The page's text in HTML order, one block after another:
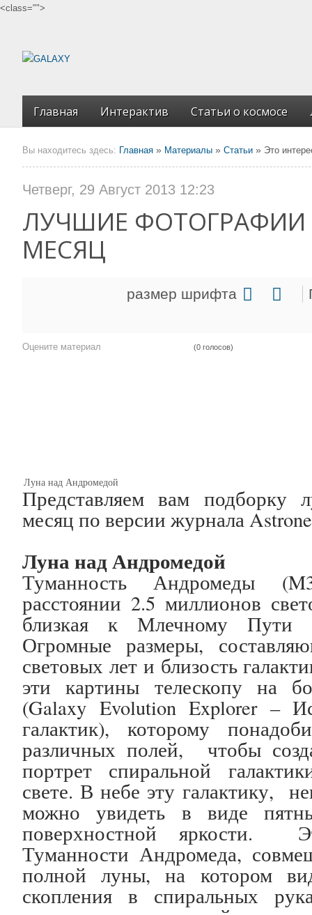
<class="">
Главная Интерактив Статьи о космосе
Вы находитесь здесь: Главная » Материалы » Статьи » Это
Четверг, 29 Август 2013 12:23
ЛУЧШИЕ ФОТОГРАФИИ
МЕСЯЦ
размер шрифта
Оцените материал (0 голосов)
Луна над Андромедой
Представляем вам подборку
месяц по версии журнала
Луна над Андромедой
Туманность Андромеды
расстоянии 2.5 миллионов
близкая к Млечному Пути
Огромные размеры,
световых лет и близость
эти картины телескопу на
(Galaxy Evolution Explorer –
галактик), которому
различных полей, чтобы
портрет спиральной
свете. В небе эту галактику,
можно увидеть в виде
поверхностной яркости.
Туманности Андромеда,
полной луны, на котором
скопления в спиральных